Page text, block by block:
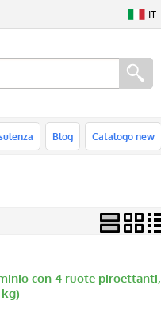
IT
Blog Catalogo new
con 4 ruote piroettanti,